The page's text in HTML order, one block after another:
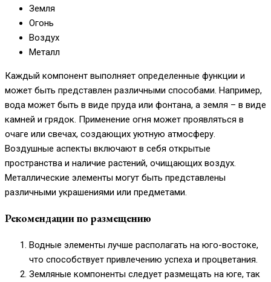
Земля
Огонь
Воздух
Металл
Каждый компонент выполняет определенные функции и
может быть представлен различными способами. Например,
вода может быть в виде пруда или фонтана, а земля – в виде
камней и грядок. Применение огня может проявляться в
очаге или свечах, создающих уютную атмосферу.
Воздушные аспекты включают в себя открытые
пространства и наличие растений, очищающих воздух.
Металлические элементы могут быть представлены
различными украшениями или предметами.
Рекомендации по размещению
Водные элементы лучше располагать на юго-востоке,
что способствует привлечению успеха и процветания.
Земляные компоненты следует размещать на юге, так